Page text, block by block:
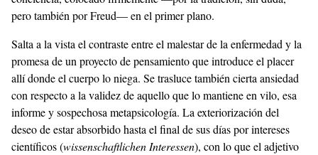
pero también por Freud— en el primer plano.
Salta a la vista el contraste entre el malestar de la enfermedad y la
promesa de un proyecto de pensamiento que introduce el placer
allí donde el cuerpo lo niega. Se trasluce también cierta ansiedad
con respecto a la validez de aquello que lo mantiene en vilo, esa
informe y sospechosa metapsicología. La exteriorización del
deseo de estar absorbido hasta el final de sus días por intereses
científicos (wissenschaftlichen Interessen), con lo que el adjetivo